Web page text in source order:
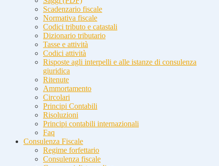
Scadenzario fiscale
Normativa fiscale
Codici tributo e catastali
Dizionario tributario
Tasse e attività
Codici attività
Risposte agli interpelli e alle istanze di consulenza
giuridica
Ritenute
Ammortamento
Circolari
Principi Contabili
Risoluzioni
Principi contabili internazionali
Faq
Consulenza Fiscale
Regime forfettario
Consulenza fiscale